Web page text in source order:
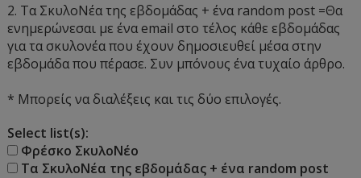
2. Τα ΣκυλοΝέα της εβδομάδας + ένα random post =Θα
ενημερώνεσαι με ένα email στο τέλος κάθε εβδομάδας
για τα σκυλονέα που έχουν δημοσιευθεί μέσα στην
εβδομάδα που πέρασε. Συν μπόνους ένα τυχαίο άρθρο.
* Μπορείς να διαλέξεις και τις δύο επιλογές.
Select list(s):
Φρέσκο ΣκυλοΝέο
Τα ΣκυλοΝέα της εβδομάδας + ένα random post